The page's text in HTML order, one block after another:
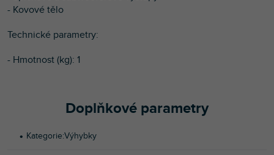
- Kovové tělo
Technické parametry:
- Hmotnost (kg): 1
Doplňkové parametry
Kategorie:Výhybky